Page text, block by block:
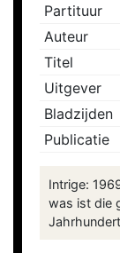
Partituur
Auteur
Titel
Uitgever
Bladzijden
Publicatie
Intrige:
was ist die